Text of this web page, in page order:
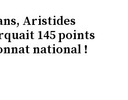
Aristides
145 points
national !